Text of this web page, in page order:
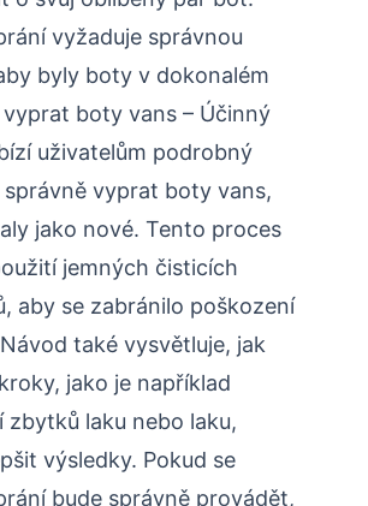
vyžaduje správnou
byly boty v dokonalém
boty vans – Účinný
uživatelům podrobný
správně vyprat boty vans,
jako nové. Tento proces
jemných čisticích
aby se zabránilo poškození
také vysvětluje, jak
jako je například
zbytků laku nebo laku,
výsledky. Pokud se
bude správně provádět,